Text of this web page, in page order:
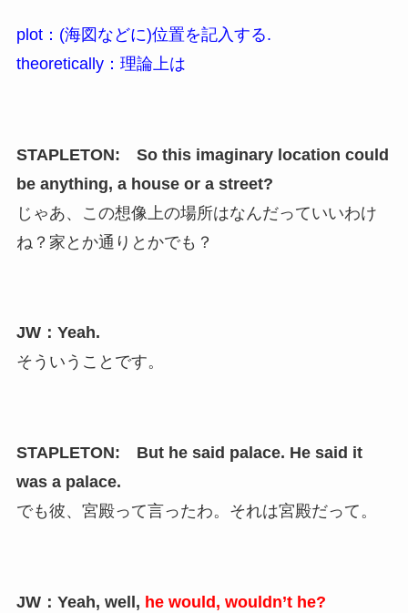
plot：(海図などに)位置を記入する.
theoretically：理論上は
STAPLETON: So this imaginary location could
be anything, a house or a street?
じゃあ、この想像上の場所はなんだっていいわけ
ね？家とか通りとかでも？
JW：Yeah.
そういうことです。
STAPLETON: But he said palace. He said it
was a palace.
でも彼、宮殿って言ったわ。それは宮殿だって。
JW：Yeah, well, he would, wouldn’t he?